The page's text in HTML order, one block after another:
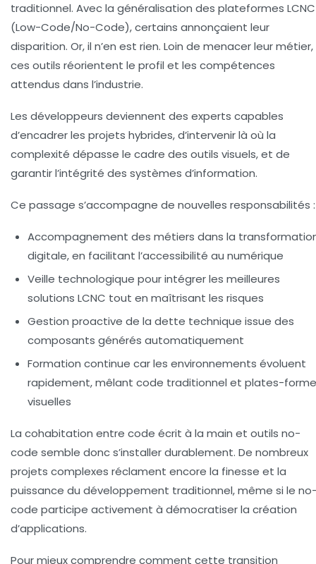
traditionnel. Avec la généralisation des plateformes LCNC
(Low-Code/No-Code), certains annonçaient leur
disparition. Or, il n’en est rien. Loin de menacer leur métier,
ces outils réorientent le profil et les compétences
attendus dans l’industrie.
Les développeurs deviennent des experts capables
d’encadrer les projets hybrides, d’intervenir là où la
complexité dépasse le cadre des outils visuels, et de
garantir l’intégrité des systèmes d’information.
Ce passage s’accompagne de nouvelles responsabilités :
Accompagnement des métiers dans la
digitale, en facilitant l’accessibilité au numérique
Veille technologique pour intégrer les meilleures
solutions LCNC tout en maîtrisant les risques
Gestion proactive de la dette technique issue des
composants générés automatiquement
Formation continue car les environnements évoluent
rapidement, mêlant code traditionnel et plates-
visuelles
La cohabitation entre code écrit à la main et outils no-
code semble donc s’installer durablement. De nombreux
projets complexes réclament encore la finesse et la
puissance du développement traditionnel, même si le
code participe activement à démocratiser la création
d’applications.
Pour mieux comprendre comment cette transition